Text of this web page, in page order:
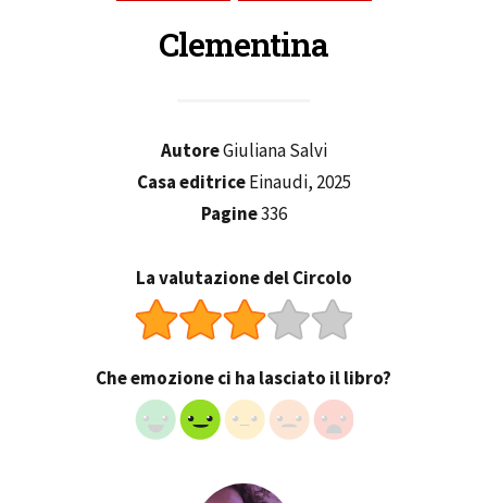
Clementina
AutoreGiuliana Salvi
Casa editriceEinaudi, 2025
Pagine336
La valutazione del Circolo
Che emozione ci ha lasciato il libro?